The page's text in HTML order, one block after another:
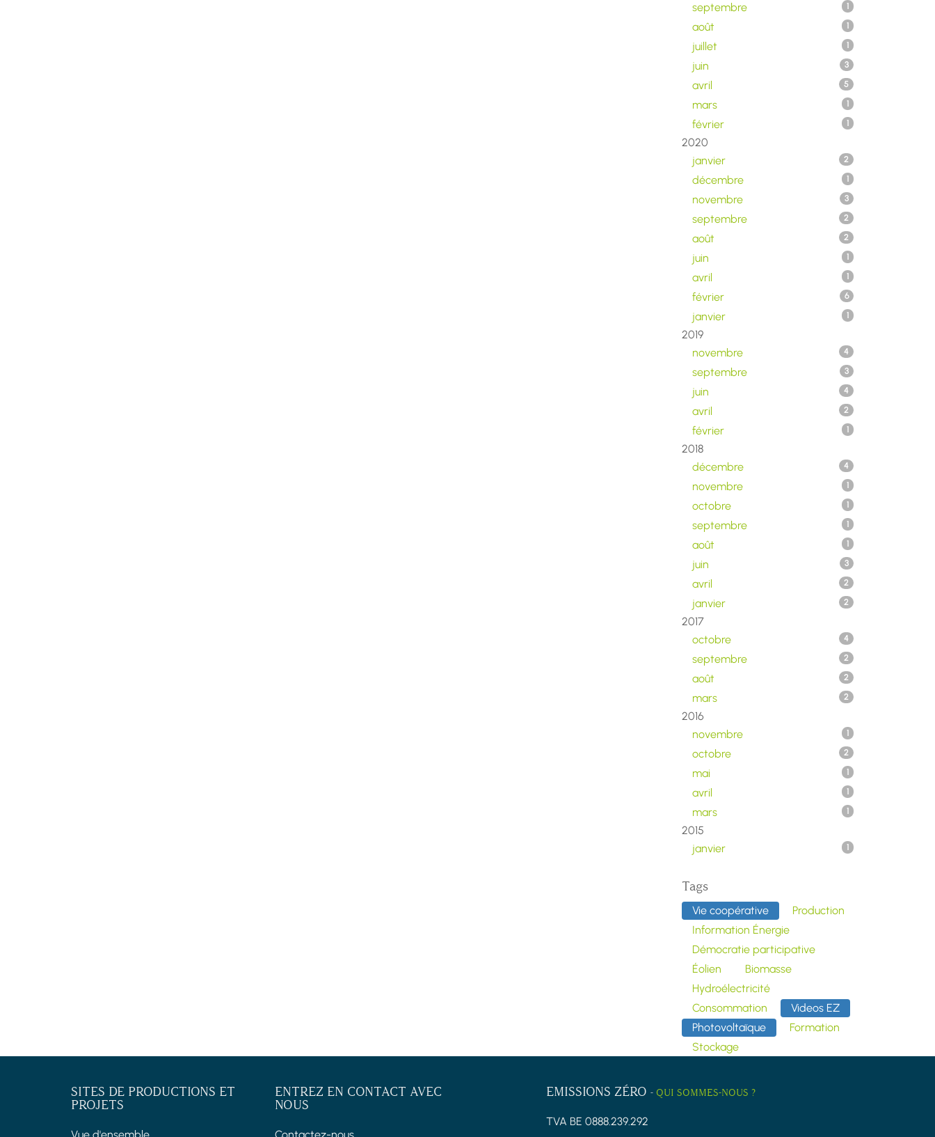
septembre 1
août 1
juillet 1
juin 3
avril 5
mars 1
février 1
2020
janvier
2
décembre 1
novembre 3
septembre 2
août 2
juin 1
avril 1
février 6
janvier 1
2019
novembre
4
septembre 3
juin 4
avril 2
février 1
2018
décembre
4
novembre 1
octobre 1
septembre 1
août 1
juin 3
avril 2
janvier 2
2017
octobre
4
septembre 2
août 2
mars 2
2016
novembre
1
octobre 2
mai 1
avril 1
mars 1
2015
janvier
1
Tags
Vie coopérative
Production
Information Énergie
Démocratie participative
Éolien
Biomasse
Hydroélectricité
Consommation
Videos EZ
Photovoltaïque
Formation
Stockage
SITES DE PRODUCTIONS ET
PROJETS
ENTREZ EN CONTACT AVEC
NOUS
EMISSIONS ZÉRO - QUI SOMMES-NOUS ?
TVA BE 0888.239.292